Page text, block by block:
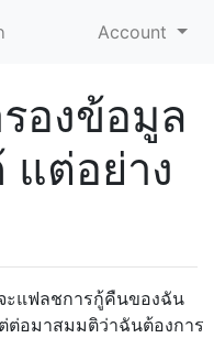
Account
องข้อมูล
แต่อย่าง
ะแฟลชการกู้คืนของฉัน
ต่อมาสมมติว่าฉันต้องการ